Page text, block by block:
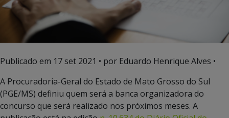
Publicado em 17 set 2021 • por Eduardo Henrique Alves •
A Procuradoria-Geral do Estado de Mato Grosso do Sul
(PGE/MS) definiu quem será a banca organizadora do
concurso que será realizado nos próximos meses. A